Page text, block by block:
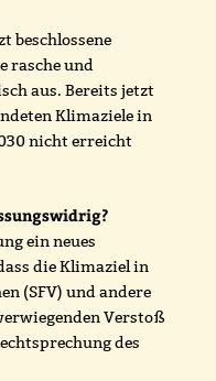
beschlossene
rasche und
aus. Bereits jetzt
Klimaziele in
nicht erreicht
ein neues
die Klimaziel in
(SFV) und andere
Verstoß
des